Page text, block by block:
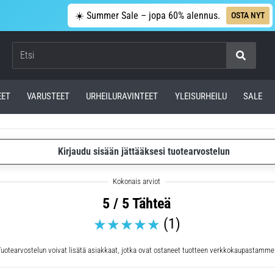
☀️ Summer Sale – jopa 60% alennus. OSTA NYT
VARUSTEET URHEILURAVINTEET YLEISURHEILU SALE
Kirjaudu sisään jättääksesi tuotearvostelun
5 / 5 Tähteä
(1)
voivat lisätä asiakkaat, jotka ovat ostaneet tuotteen verkkokaupastamme.